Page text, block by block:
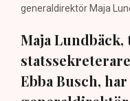
generaldirektör Maja
Maja
Ebba Busch,